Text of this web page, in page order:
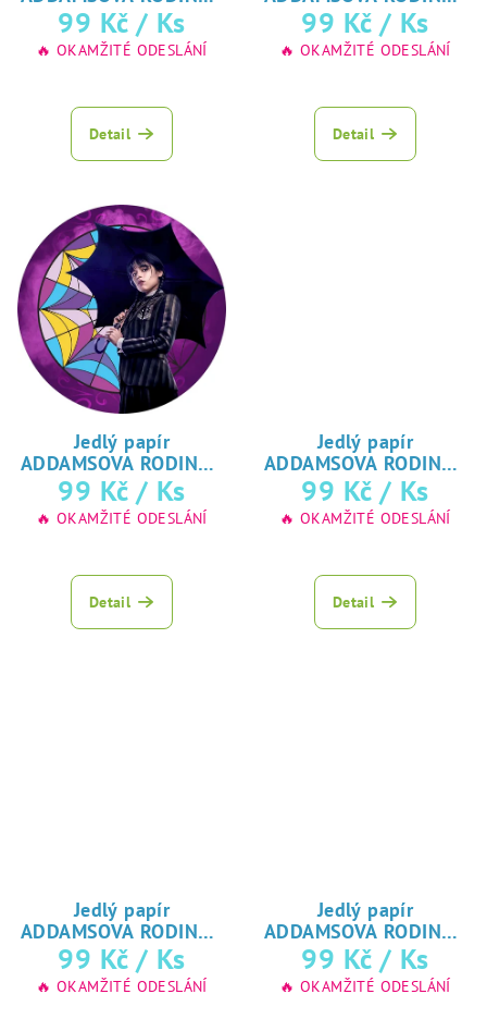
u
Wednesday♥ tisk
na jedlý papír
99 Kč / Ks
🔥 OKAMŽITÉ ODESLÁNÍ
Detail
Wednesday♥ tisk
na jedlý papír
99 Kč / Ks
🔥 OKAMŽITÉ ODESLÁNÍ
Detail
Jedlý papír
ADDAMSOVA RODINA -
Wednesday♥ tisk
na jedlý papír
99 Kč / Ks
🔥 OKAMŽITÉ ODESLÁNÍ
hodnocení
produktu
Detail
Jedlý papír
ADDAMSOVA RODINA -
Wednesday♥ tisk
na jedlý papír
99 Kč / Ks
🔥 OKAMŽITÉ ODESLÁNÍ
hodnocení
produktu
Detail
Jedlý papír
ADDAMSOVA RODINA -
Wednesday♥ tisk
na jedlý papír
99 Kč / Ks
🔥 OKAMŽITÉ ODESLÁNÍ
Jedlý papír
ADDAMSOVA RODINA -
Wednesday♥ tisk
na jedlý papír
99 Kč / Ks
🔥 OKAMŽITÉ ODESLÁNÍ